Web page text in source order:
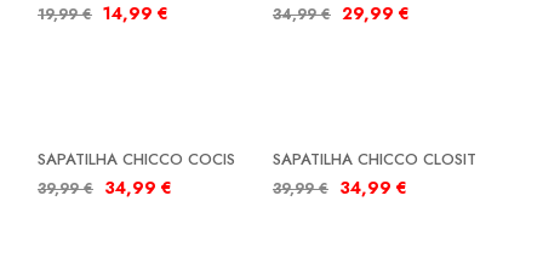
19,99€ 14,99 € 34,99€ 29,99 €
SAPATILHA CHICCO COCIS
39,99€ 34,99 €
SAPATILHA CHICCO CLOSIT
39,99€ 34,99 €